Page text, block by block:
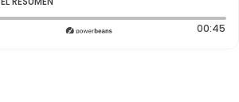
transcurrido: 0 segundos 00:45